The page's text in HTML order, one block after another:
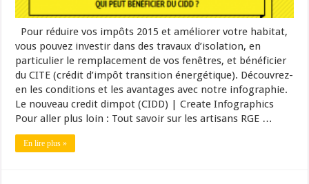
Pour réduire vos impôts 2015 et améliorer votre habitat,
vous pouvez investir dans des travaux d’isolation, en
particulier le remplacement de vos fenêtres, et bénéficier
du CITE (crédit d’impôt transition énergétique). Découvrez-
en les conditions et les avantages avec notre infographie.
Le nouveau credit dimpot (CIDD) | Create Infographics
Pour aller plus loin : Tout savoir sur les artisans RGE …
En lire plus »